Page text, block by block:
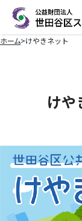
ホーム けやきネット
けや